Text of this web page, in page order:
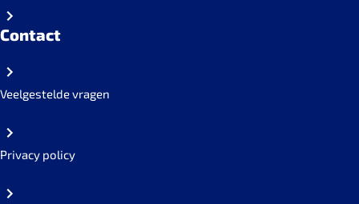
Contact
Veelgestelde vragen
Privacy policy